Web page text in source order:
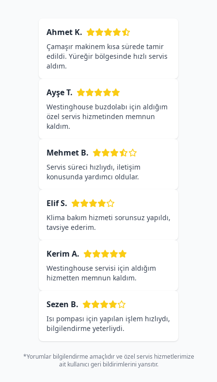
Ahmet K.
Çamaşır makinem kısa sürede tamir
edildi. Yüreğir bölgesinde hızlı servis
aldım.
Ayşe T.
Westinghouse buzdolabı için aldığım
özel servis hizmetinden memnun
kaldım.
Mehmet B.
Servis süreci hızlıydı, iletişim
konusunda yardımcı oldular.
Elif S.
Klima bakım hizmeti sorunsuz yapıldı,
tavsiye ederim.
Kerim A.
Westinghouse servisi için aldığım
hizmetten memnun kaldım.
Sezen B.
Isı pompası için yapılan işlem hızlıydı,
bilgilendirme yeterliydi.
*Yorumlar bilgilendirme amaçlıdır ve özel servis hizmetlerimize
ait kullanıcı geri bildirimlerini yansıtır.